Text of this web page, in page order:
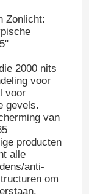
Zonlicht:
2000 nits
voor
voor
gevels.
van
producten
alle
anti-
om